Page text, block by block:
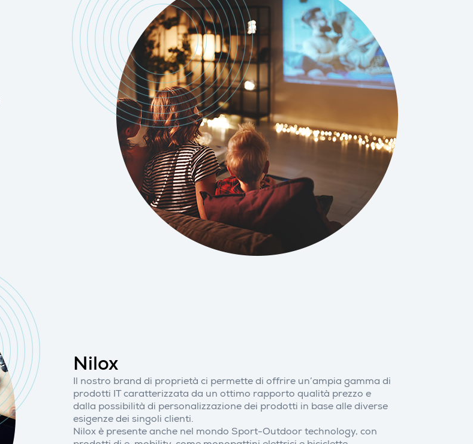
Nilox
Il nostro brand di proprietà ci permette di offrire un’ampia gamma di
prodotti IT caratterizzata da un ottimo rapporto qualità prezzo e
dalla possibilità di personalizzazione dei prodotti in base alle diverse
esigenze dei singoli clienti.
Nilox è presente anche nel mondo Sport-Outdoor technology, con